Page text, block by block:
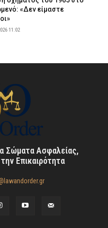
«Δεν είμαστε
11:02
Σώματα Ασφαλείας,
Επικαιρότητα